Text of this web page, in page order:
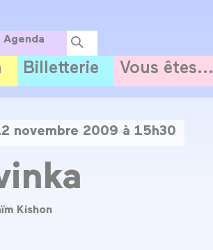
Agenda
Billetterie Vous êtes...
novembre 2009 à 15h30
Kishon